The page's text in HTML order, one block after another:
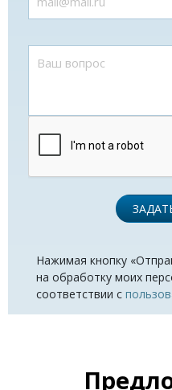
Нажимая кнопку
на обработку моих
соответствии с